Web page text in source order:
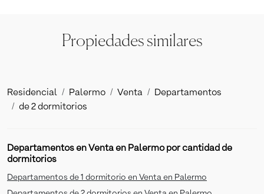
Propiedades similares
Residencial Palermo Venta
Departamentos
de 2 dormitorios
Departamentos en Venta en Palermo por cantidad de
dormitorios
Departamentos de 1 dormitorio en Venta en Palermo